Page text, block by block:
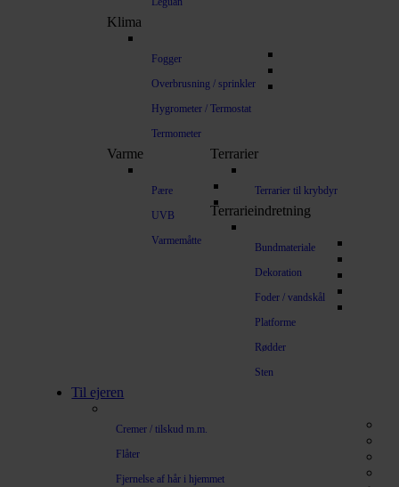
Klima
Fogger
Overbrusning / sprinkler
Hygrometer / Termostat
Termometer
Varme
Pære
UVB
Varmemåtte
Terrarier
Terrarier til krybdyr
Terrarieindretning
Bundmateriale
Dekoration
Foder / vandskål
Platforme
Rødder
Sten
Til ejeren
Cremer / tilskud m.m.
Flåter
Fjernelse af hår i hjemmet